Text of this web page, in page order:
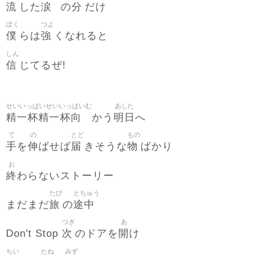
流 した涙 の分 だけ
僕
ぼく
らは強
つよ
くなれると
信
しん
じてるぜ!
精一杯精一杯向
せいいっぱいせいいっぱいむ
かう 明日
あした
へ
手
て
を伸
の
ばせば届
とど
きそうな物
もの
ばかり
終
お
わらないストーリー
まだまだ旅
たび
の途中
とちゅう
Don't Stop 次
つぎ
のドアを 開
あ
け
ちい たね みず